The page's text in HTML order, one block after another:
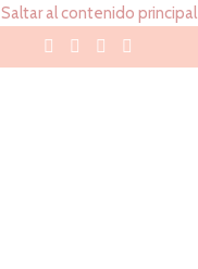
Saltar al contenido principal